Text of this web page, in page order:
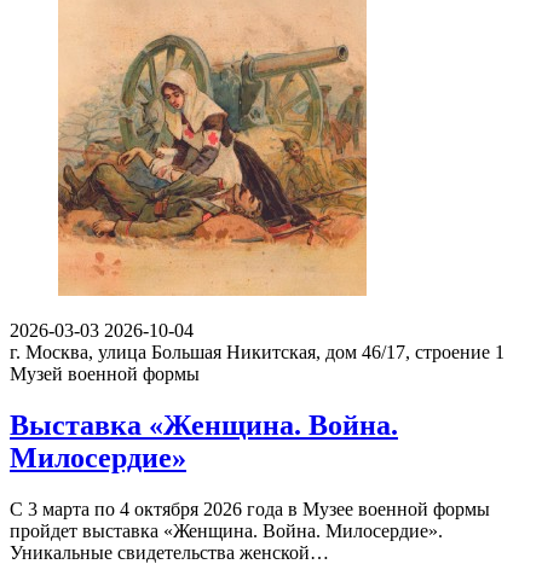
2026-03-03 2026-10-04
г. Москва, улица Большая Никитская, дом 46/17, строение 1
Музей военной формы
Выставка «Женщина. Война.
Милосердие»
С 3 марта по 4 октября 2026 года в Музее военной формы
пройдет выставка «Женщина. Война. Милосердие».
Уникальные свидетельства женской…